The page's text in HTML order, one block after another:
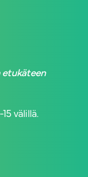
etukäteen
välillä.